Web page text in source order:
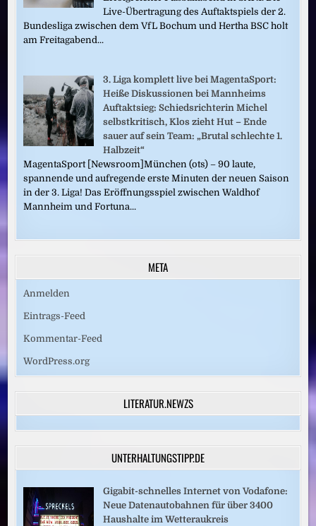
Live-Übertragung des Auftaktspiels der 2.
Bundesliga zwischen dem VfL Bochum und Hertha BSC holt
am Freitagabend...
3. Liga komplett live bei MagentaSport:
Heiße Diskussionen bei Mannheims
Auftaktsieg: Schiedsrichterin Michel
selbstkritisch, Klos zieht Hut – Ende
sauer auf sein Team: „Brutal schlechte 1.
Halbzeit“
MagentaSport [Newsroom]München (ots) – 90 laute,
spannende und aufregende erste Minuten der neuen Saison
in der 3. Liga! Das Eröffnungsspiel zwischen Waldhof
Mannheim und Fortuna...
META
Anmelden
Eintrags-Feed
Kommentar-Feed
WordPress.org
LITERATUR.NEWZS
UNTERHALTUNGSTIPP.DE
Gigabit-schnelles Internet von Vodafone:
Neue Datenautobahnen für über 3400
Haushalte im Wetteraukreis